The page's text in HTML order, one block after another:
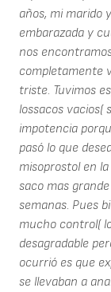
años, mi marido
embarazada y
nos
completamente
triste. Tuvimos
lossacos vacios(
impotencia
pasó lo que
misoprostol en
saco mas
semanas. Pues
mucho control(
desagradable
ocurrió es que
se llevaban a